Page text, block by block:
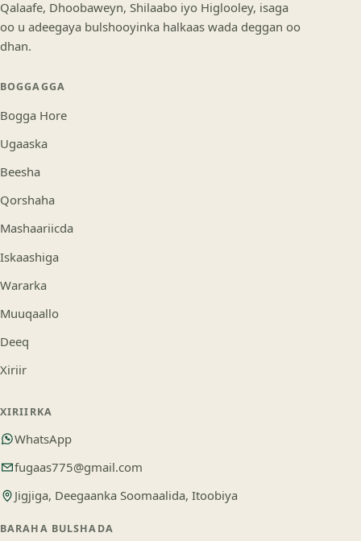
Qalaafe, Dhoobaweyn, Shilaabo iyo Higlooley, isaga
oo u adeegaya bulshooyinka halkaas wada deggan oo
dhan.
BOGGAGGA
Bogga Hore
Ugaaska
Beesha
Qorshaha
Mashaariicda
Iskaashiga
Wararka
Muuqaallo
Deeq
Xiriir
XIRIIRKA
WhatsApp
fugaas775@gmail.com
Jigjiga, Deegaanka Soomaalida, Itoobiya
BARAHA BULSHADA